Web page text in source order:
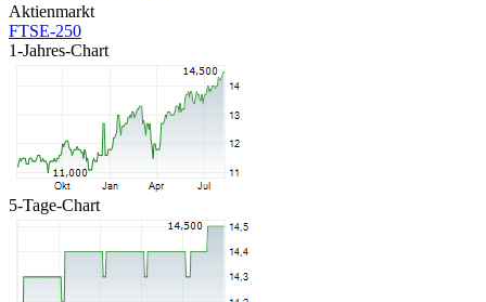
Aktienmarkt
FTSE-250
1-Jahres-Chart
5-Tage-Chart